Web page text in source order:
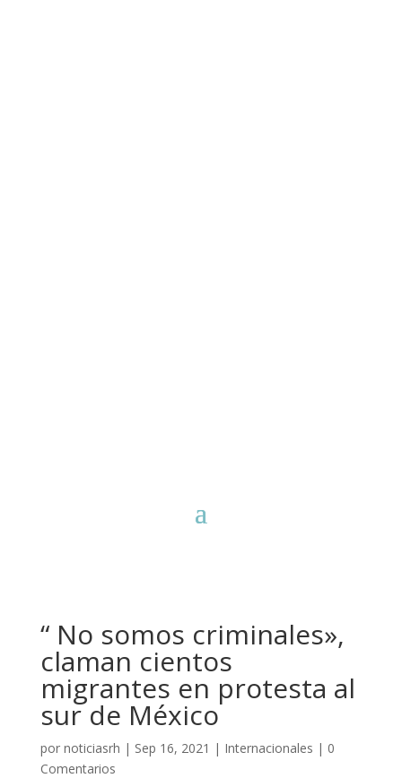
“ No somos criminales»,
claman cientos
migrantes en protesta al
sur de México
por noticiasrh | Sep 16, 2021 | Internacionales | 0
Comentarios